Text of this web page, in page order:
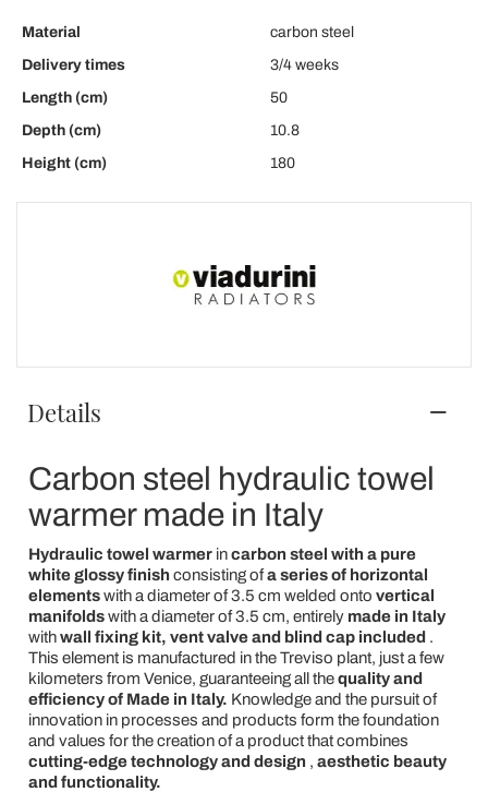
Material
carbon steel
Delivery times
3/4 weeks
Length (cm)
50
Depth (cm)
10.8
Height (cm)
180
Details
Carbon steel hydraulic towel
warmer made in Italy
Hydraulic towel warmerincarbon steel with a pure
white glossy finish consisting ofa series of horizontal
elementswith a diameter of 3.5 cm welded onto vertical
manifoldswith a diameter of 3.5 cm, entirely made in Italy
withwall fixing kit, vent valve and blind cap included .
This element is manufactured in the Treviso plant, just a few
kilometers from Venice, guaranteeing all thequality and
efficiency of Made in Italy. Knowledge and the pursuit of
innovation in processes and products form the foundation
and values for the creation of a product that combines
cutting-edge technology and design , aesthetic beauty
and functionality.